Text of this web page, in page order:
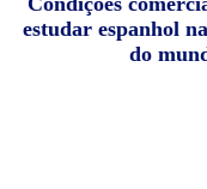
estudar espanhol
do